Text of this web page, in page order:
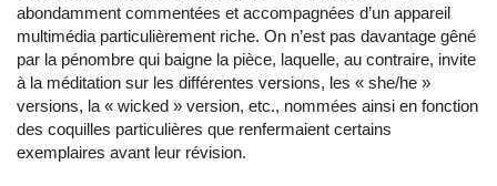
abondamment commentées et accompagnées d’un appareil
multimédia particulièrement riche. On n’est pas davantage gêné
par la pénombre qui baigne la pièce, laquelle, au contraire, invite
à la méditation sur les différentes versions, les « she/he »
versions, la « wicked » version, etc., nommées ainsi en fonction
des coquilles particulières que renfermaient certains
exemplaires avant leur révision.